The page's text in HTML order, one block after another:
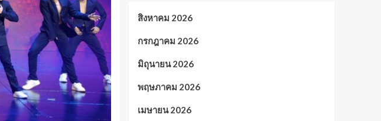
สิงหาคม 2026
กรกฎาคม 2026
มิถุนายน 2026
พฤษภาคม 2026
เมษายน 2026